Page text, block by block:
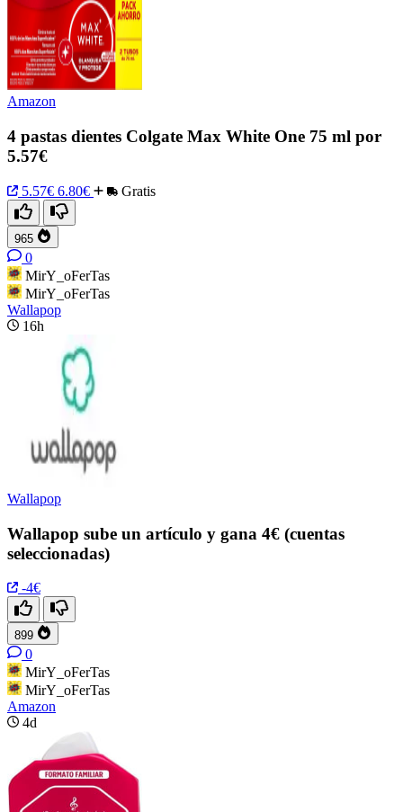
Amazon
4 pastas dientes Colgate Max White One 75 ml por
5.57€
5.57€ 6.80€ Gratis
965
0
MirY_oFerTas
MirY_oFerTas
Wallapop
16h
Wallapop
Wallapop sube un artículo y gana 4€ (cuentas
seleccionadas)
-4€
899
0
MirY_oFerTas
MirY_oFerTas
Amazon
4d